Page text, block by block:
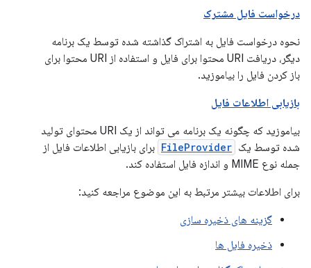
درخواست فایل مشترک
نحوه درخواست فایل به اشتراک گذاشته شده توسط یک برنامه
دیگر، دریافت URI محتوا برای فایل و استفاده از URI محتوا برای
باز کردن فایل را بیاموزید.
بازیابی اطلاعات فایل
بیاموزید که چگونه یک برنامه می تواند از یک URI محتوای تولید
شده توسط یک FileProvider برای بازیابی اطلاعات فایل از
جمله نوع MIME و اندازه فایل استفاده کند.
برای اطلاعات بیشتر مرتبط به این موضوع مراجعه کنید:
گزینه های ذخیره سازی
ذخیره فایل ها